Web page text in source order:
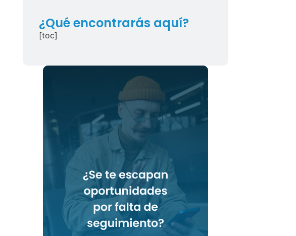
¿Qué encontrarás aquí?
[toc]